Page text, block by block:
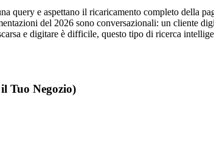
e aspettano il ricaricamento completo della
del 2026 sono conversazionali: un cliente
e digitare è difficile, questo tipo di ricerca
Tuo Negozio)